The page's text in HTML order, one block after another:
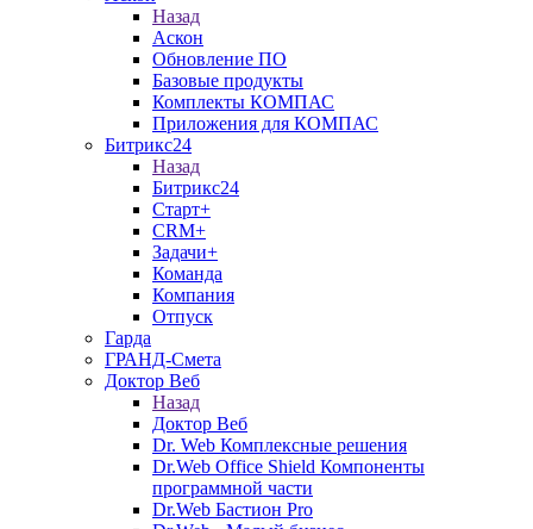
Назад
Аскон
Обновление ПО
Базовые продукты
Комплекты КОМПАС
Приложения для КОМПАС
Битрикс24
Назад
Битрикс24
Старт+
CRM+
Задачи+
Команда
Компания
Отпуск
Гарда
ГРАНД-Смета
Доктор Веб
Назад
Доктор Веб
Dr. Web Комплексные решения
Dr.Web Office Shield Компоненты
программной части
Dr.Web Бастион Pro